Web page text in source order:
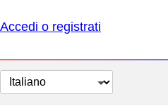
Accedi o registrati
Cambia
lingua